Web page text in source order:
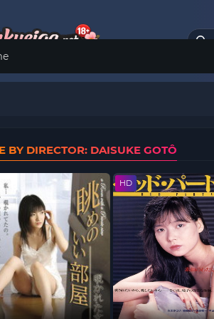
BY DIRECTOR: DAISUKE GOTÔ
HD